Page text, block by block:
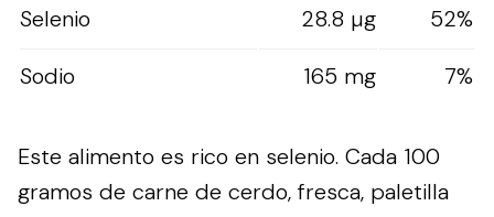
Selenio
28.8 µg
52%
Sodio
165 mg 7%
Este alimento es rico en selenio. Cada 100
gramos de carne de cerdo, fresca, paletilla